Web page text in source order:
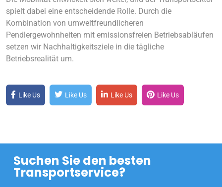
spielt dabei eine entscheidende Rolle. Durch die
Kombination von umweltfreundlicheren
Pendlergewohnheiten mit emissionsfreien Betriebsabläufen
setzen wir Nachhaltigkeitsziele in die tägliche
Betriebsrealität um.
Like Us Like Us Like Us Like Us
Suchen Sie den besten
Transportservice?